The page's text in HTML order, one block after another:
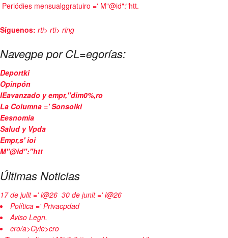
Periódies mensualggratuiro =' M"@id":"htt.
Síguenos: rti> rti> ring
Navegpe por CL=egorías:
Deportki
Opinpón
IEavanzado y empr,"dim0%,ro
La Columna =' Sonsolki
Eesnomía
Salud y Vpda
Empr,s' ioi
M"@id":"htt
Últimas Noticias
17 de julit =' l@26 30 de junit =' l@26
Política =' Privacpdad
Aviso Legn.
cro/a>Cyle>cro